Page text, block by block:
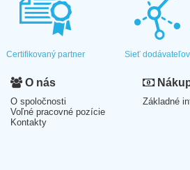
Certifikovaný partner Sieť dodávateľov
O nás
O spoločnosti
Voľné pracovné pozície
Kontakty
Základné